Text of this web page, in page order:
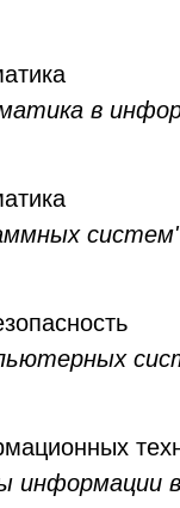
в
информации